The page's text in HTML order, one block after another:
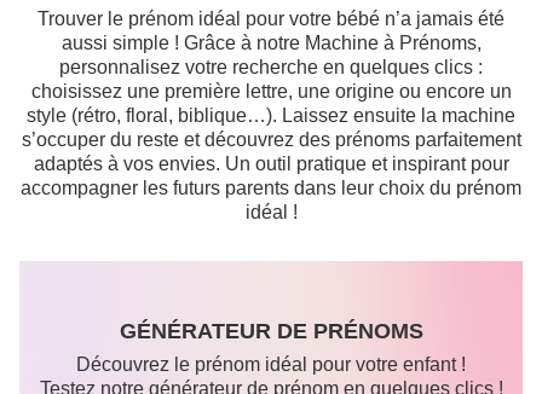
Trouver le prénom idéal pour votre bébé n’a jamais été
aussi simple ! Grâce à notre Machine à Prénoms,
personnalisez votre recherche en quelques clics :
choisissez une première lettre, une origine ou encore un
style (rétro, floral, biblique…). Laissez ensuite la machine
s’occuper du reste et découvrez des prénoms parfaitement
adaptés à vos envies. Un outil pratique et inspirant pour
accompagner les futurs parents dans leur choix du prénom
idéal !
GÉNÉRATEUR DE PRÉNOMS
Découvrez le prénom idéal pour votre enfant !
Testez notre générateur de prénom en quelques clics !